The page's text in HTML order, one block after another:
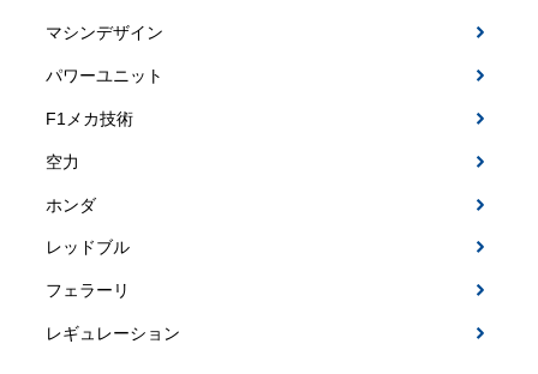
マシンデザイン
パワーユニット
F1メカ技術
空力
ホンダ
レッドブル
フェラーリ
レギュレーション